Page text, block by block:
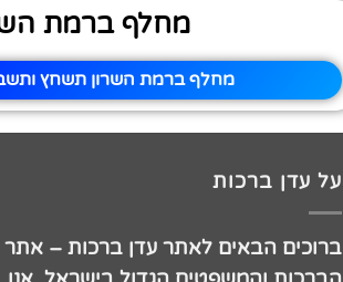
מחלף ברמת
מחלף ברמת השרון תשחץ
על עדן ברכות
ברוכים הבאים לאתר עדן ברכות – אתר